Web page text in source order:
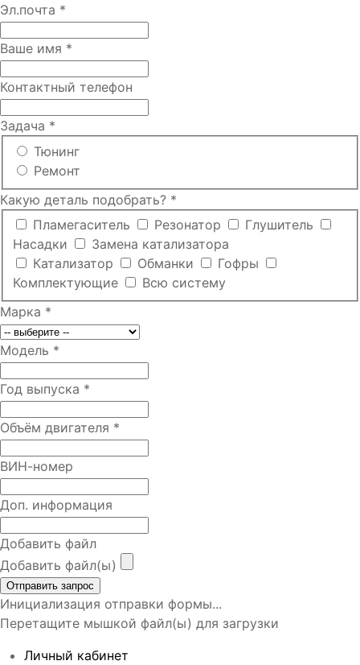
Эл.почта *
Ваше имя *
Контактный телефон
Задача *
Тюнинг
Ремонт
Какую деталь подобрать? *
Пламегаситель
Резонатор
Глушитель
Насадки
Замена катализатора
Катализатор
Обманки
Гофры
Комплектующие
Всю систему
Марка *
Модель *
Год выпуска *
Объём двигателя *
ВИН-номер
Доп. информация
Добавить файл
Добавить файл(ы)
Отправить запрос
Инициализация отправки формы...
Перетащите мышкой файл(ы) для загрузки
Личный кабинет